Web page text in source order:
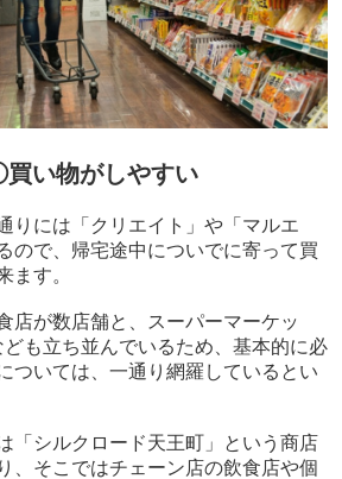
い物がしやすい
りには「クリエイト」や「マルエ
ので、帰宅途中についでに寄って買
ます。
店が数店舗と、スーパーマーケッ
も立ち並んでいるため、基本的に必
ついては、一通り網羅しているとい
「シルクロード天王町」という商店
、そこではチェーン店の飲食店や個